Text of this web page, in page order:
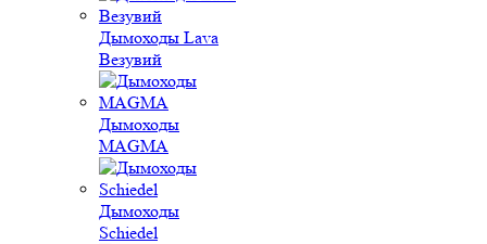
Дымоходы Lava
Везувий
Дымоходы
MAGMA
Дымоходы
Schiedel